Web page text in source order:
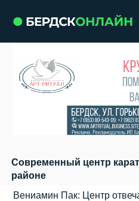
Современный центр
районе
Вениамин Пак: Центр